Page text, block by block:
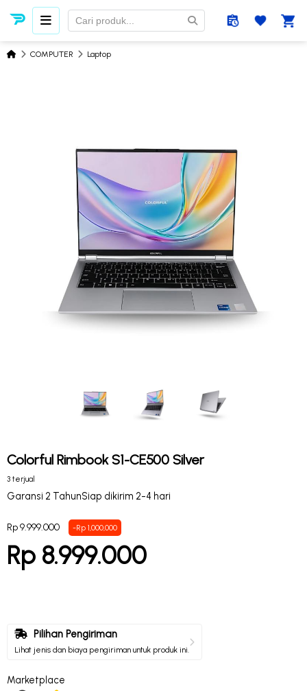
COMPUTER Laptop
Colorful Rimbook S1-CE500 Silver
3 terjual
Garansi 2 TahunSiap dikirim 2-4 hari
Rp 9.999.000 -Rp 1,000,000
Rp 8.999.000
Pilihan Pengiriman
Lihat jenis dan biaya pengiriman untuk produk ini.
Marketplace